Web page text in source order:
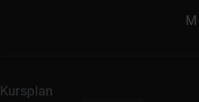
Kursplan